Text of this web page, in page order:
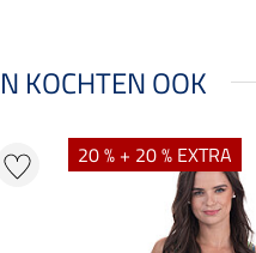
KOCHTEN OOK
20 % + 20 % EXTRA